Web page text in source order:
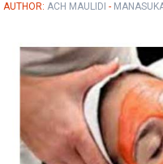
AUTHOR:ACH MAULIDI -